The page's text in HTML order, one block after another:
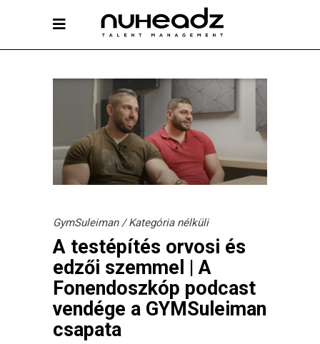
GymSuleiman/Kategória nélküli
A testépítés orvosi és
edzői szemmel | A
Fonendoszkóp podcast
vendége a GYMSuleiman
csapata